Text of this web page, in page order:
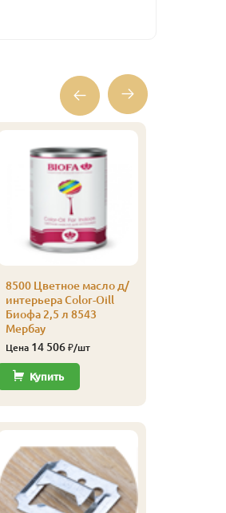
8500 Цветное масло д/
интерьера Color-Oill
Биофа 2,5 л 8543
Мербау
Цена 14 506₽/шт
Купить